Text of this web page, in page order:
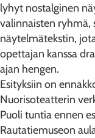
lyhyt nostalginen
valinnaisten ryhmä,
näytelmätekstin,
opettajan kanssa
ajan hengen.
Esityksiin on
Nuorisoteatterin
Puoli tuntia ennen
Rautatiemuseon